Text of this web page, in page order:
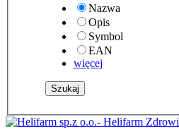
Nazwa
Opis
Symbol
EAN
więcej